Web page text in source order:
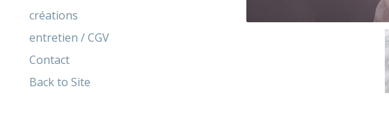
créations
entretien / CGV
Contact
Back to Site